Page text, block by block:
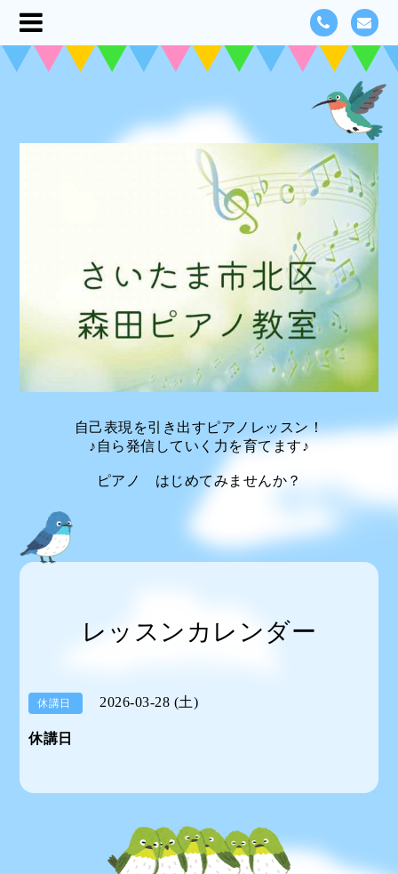
自己表現を引き出すピアノレッスン！
♪自ら発信していく力を育てます♪
ピアノ はじめてみませんか？
レッスンカレンダー
休講日 2026-03-28 (土)
休講日